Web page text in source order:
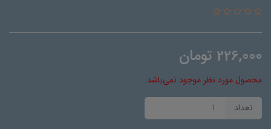
226,000 تومان
محصول مورد نظر موجود نمی‌باشد.
تعداد